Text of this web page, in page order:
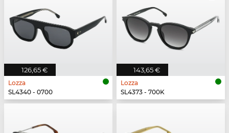
126,65 €
Lozza
SL4340 - 0700
143,65 €
Lozza
SL4373 - 700K